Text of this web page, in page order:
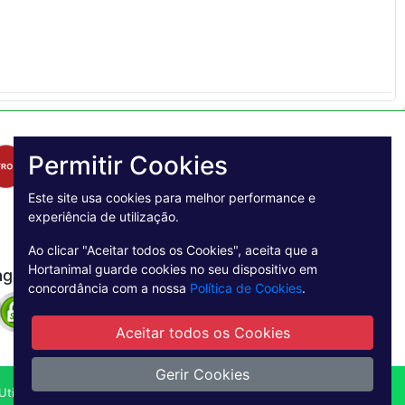
Seguro
Livro de reclamações online
Permitir Cookies
Este site usa cookies para melhor performance e
experiência de utilização.
Ao clicar "Aceitar todos os Cookies", aceita que a
Hortanimal guarde cookies no seu dispositivo em
concordância com a nossa Política de Cookies.
Aceitar todos os Cookies
Gerir Cookies